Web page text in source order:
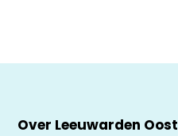
Over Leeuwarden Oost